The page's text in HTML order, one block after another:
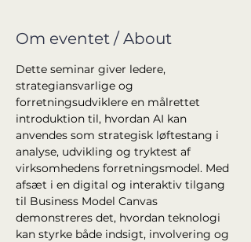
Om eventet / About
Dette seminar giver ledere,
strategiansvarlige og
forretningsudviklere en målrettet
introduktion til, hvordan AI kan
anvendes som strategisk løftestang i
analyse, udvikling og tryktest af
virksomhedens forretningsmodel. Med
afsæt i en digital og interaktiv tilgang
til Business Model Canvas
demonstreres det, hvordan teknologi
kan styrke både indsigt, involvering og